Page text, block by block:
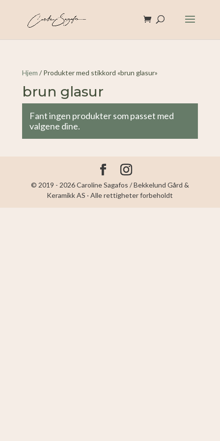
Hjem / Produkter med stikkord «brun glasur»
brun glasur
Fant ingen produkter som passet med
valgene dine.
© 2019 - 2026 Caroline Sagafos / Bekkelund Gård &
Keramikk AS · Alle rettigheter forbeholdt